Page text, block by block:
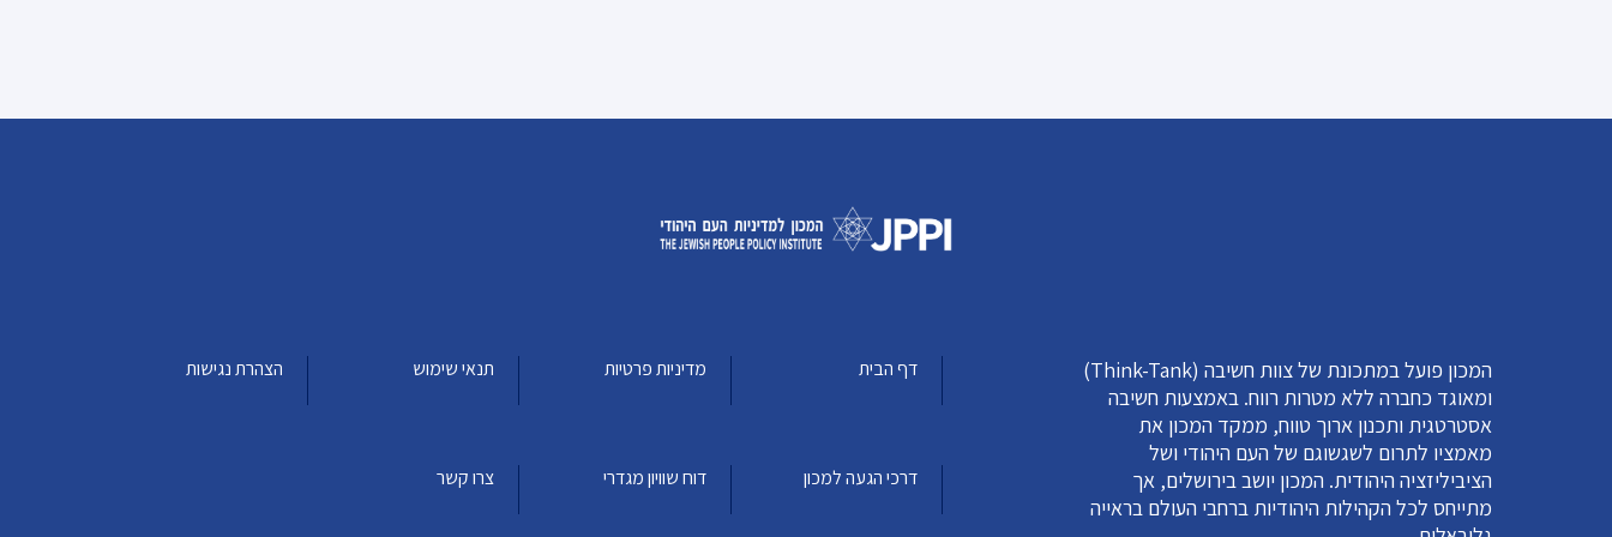
המכון פועל במתכונת של צוות חשיבה (Think-Tank)
ומאוגד כחברה ללא מטרות רווח. באמצעות חשיבה
אסטרטגית ותכנון ארוך טווח, ממקד המכון את
מאמציו לתרום לשגשוגם של העם היהודי ושל
הציביליזציה היהודית. המכון יושב בירושלים, אך
מתייחס לכל הקהילות היהודיות ברחבי העולם בראייה
דף הבית מדיניות פרטיות תנאי שימוש הצהרת נגישות
דרכי הגעה למכון דוח שוויון מגדרי צרו קשר